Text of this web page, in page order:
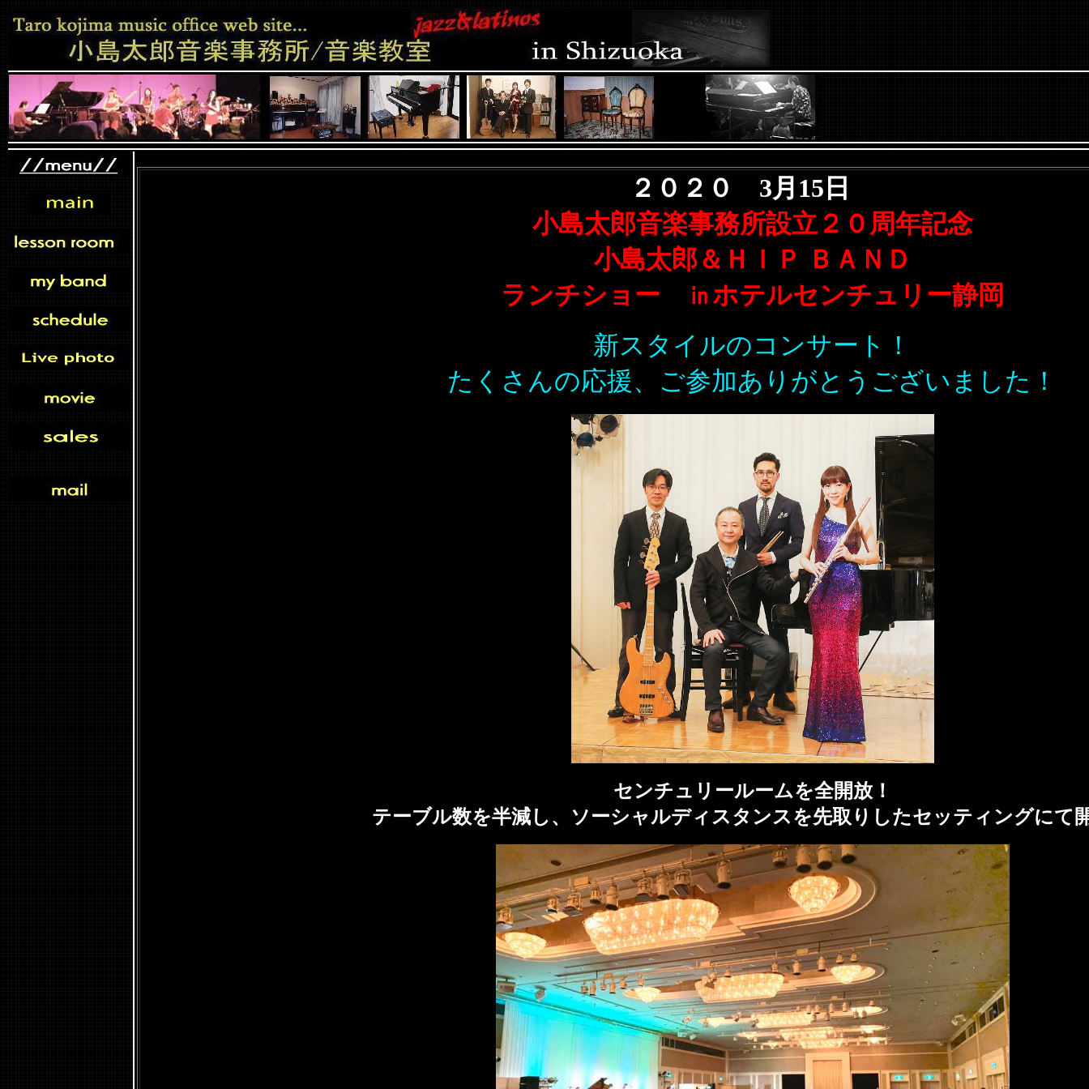
２０２０ 3月15日
小島太郎音楽事務所設立２０周年記念
小島太郎＆ＨＩＰ ＢＡＮＤ
ランチショー ㏌ホテルセンチュリー静岡
新スタイルのコンサート！
たくさんの応援、ご参加ありがとうございました！
センチュリールームを全開放！
テーブル数を半減し、ソーシャルディスタンスを先取りしたセッティングにて